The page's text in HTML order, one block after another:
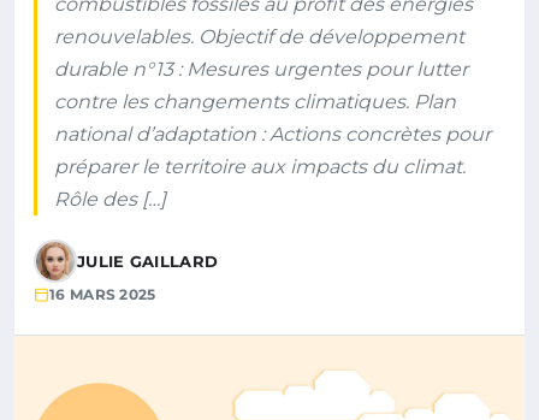
renouvelables. Objectif de développement
durable n°13 : Mesures urgentes pour lutter
contre les changements climatiques. Plan
national d’adaptation : Actions concrètes pour
préparer le territoire aux impacts du climat.
Rôle des […]
JULIE GAILLARD
16 MARS 2025